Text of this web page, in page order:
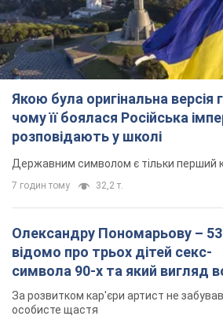
Якою була оригінальна версія
чому її боялася Російська
розповідають у школі
Державним символом є тільки перший
7 годин тому 32,2 т.
Олександру Пономарьову –
відомо про трьох дітей секс-
символа 90-х та який вигляд
мають
За розвитком кар'єри артист не
особисте щастя